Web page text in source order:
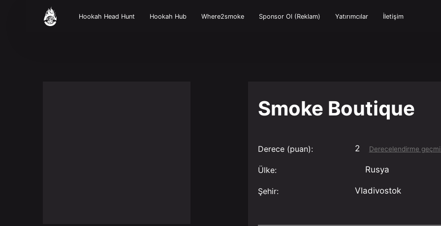
Hookah Head Hunt Hookah Hub Where2smoke Sponsor Ol (Reklam) Yatırımcılar İletişim
Smoke Boutique
Derece (puan): 2 Derecelendirme
Ülke: Rusya
Şehir: Vladivostok